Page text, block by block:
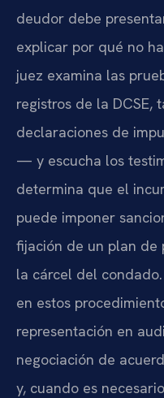
deudor debe
explicar por qué no
juez examina las
registros de la DCSE,
declaraciones de
— y escucha los
determina que el
puede imponer
fijación de un plan de
la cárcel del
en estos
representación en
negociación de
y, cuando es